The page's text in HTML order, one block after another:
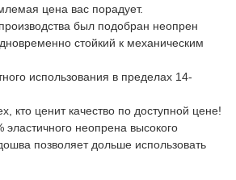
цена вас порадует.
был подобран неопрен
стойкий к механическим
использования в пределах 14-
кто ценит качество по доступной цене!
эластичного неопрена высокого
позволяет дольше использовать